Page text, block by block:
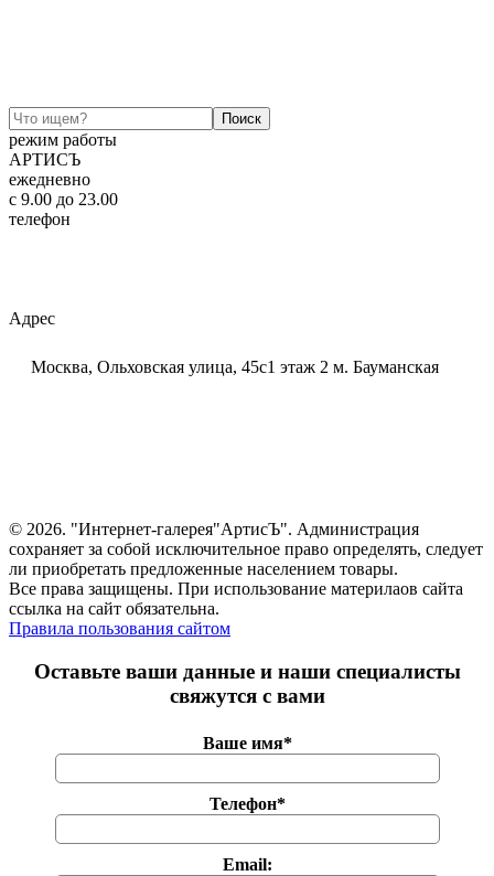
режим работы
АРТИСЪ
ежедневно
c 9.00 до 23.00
телефон
Адрес
Москва, Ольховская улица, 45с1 этаж 2 м. Бауманская
© 2026. "Интернет-галерея"АртисЪ". Администрация
сохраняет за собой исключительное право определять, следует
ли приобретать предложенные населением товары.
Все права защищены. При использование материлаов сайта
ссылка на сайт обязательна.
Правила пользования сайтом
Оставьте ваши данные и наши специалисты
свяжутся с вами
Ваше имя*
Телефон*
Email: